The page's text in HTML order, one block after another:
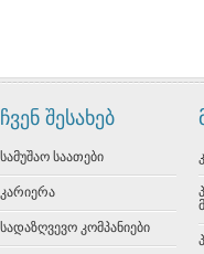
ჩვენ შესახებ
სამუშაო საათები
კარიერა
სადაზღვევო კომპანიები